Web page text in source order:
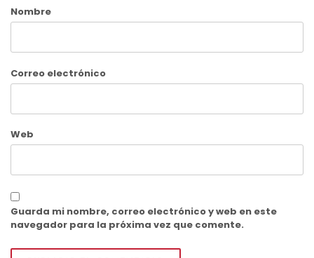
Nombre
Correo electrónico
Web
Guarda mi nombre, correo electrónico y web en este
navegador para la próxima vez que comente.